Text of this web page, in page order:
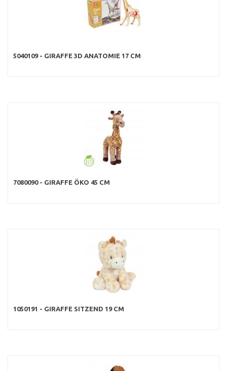
5040109 - GIRAFFE 3D ANATOMIE 17 CM
7080090 - GIRAFFE ÖKO 45 CM
1050191 - GIRAFFE SITZEND 19 CM